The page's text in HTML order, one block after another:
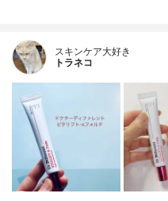
スキンケア大好き
トラネコ